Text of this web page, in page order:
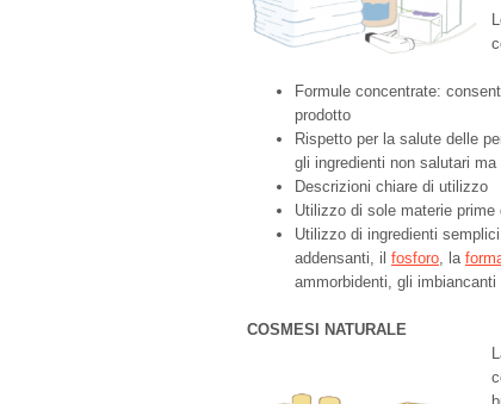
Formule concentrate:
prodotto
Rispetto per la salute delle
gli ingredienti non salutari
Descrizioni chiare di utilizzo
Utilizzo di sole materie prime
Utilizzo di ingredienti
addensanti, il fosforo, la
ammorbidenti, gli imbiancanti
COSMESI NATURALE